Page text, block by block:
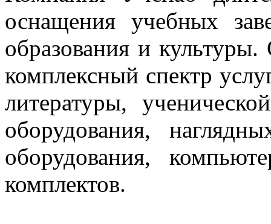
оснащения учебных
образования и
комплексный спектр
литературы,
оборудования,
оборудования,
комплектов.